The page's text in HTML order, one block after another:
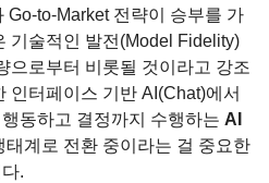
전략이 승부를 가
기술적인 발전(Model Fidelity)
으로부터 비롯될 것이라고 강조
인터페이스 기반 AI(Chat)에서
동하고 결정까지 수행하는 AI
태계로 전환 중이라는 걸 중요한
.